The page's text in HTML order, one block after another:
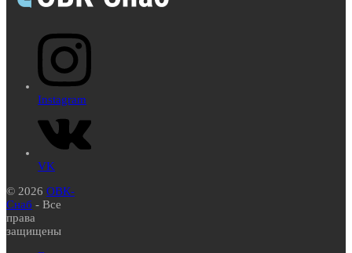
Instagram
VK
© 2026 ОВК-
Снаб - Все
права
защищены